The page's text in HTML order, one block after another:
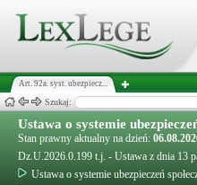
Art. 92a. syst. ubezpiecz...
Szukaj:
Ustawa o systemie
Stan prawny aktualny na dzień:
Dz.U.2026.0.199 t.j. - Ustawa z dnia 13
Ustawa o systemie ubezpieczeń